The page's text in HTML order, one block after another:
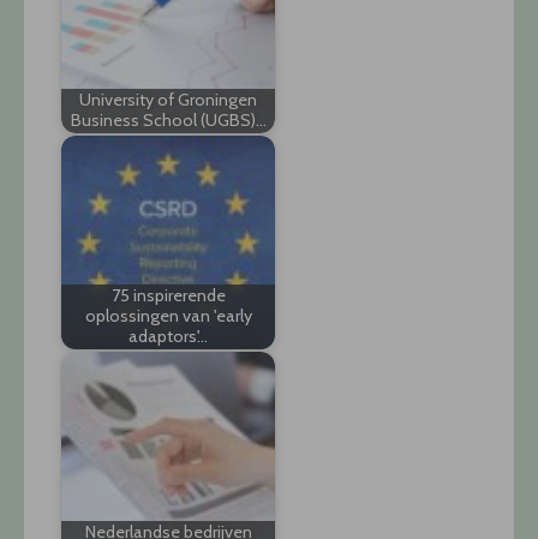
University of Groningen
Business School (UGBS)…
75 inspirerende
oplossingen van 'early
adaptors'…
Nederlandse bedrijven